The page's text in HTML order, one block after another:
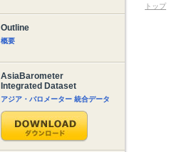
Outline
概要
AsiaBarometer
Integrated Dataset
アジア・バロメーター 統合データ
トップ